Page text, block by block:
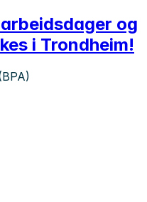
og
i Trondheim!